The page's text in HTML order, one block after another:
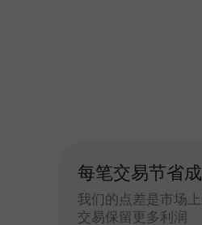
每笔交易节省
我们的点差是市场
交易保留更多利润